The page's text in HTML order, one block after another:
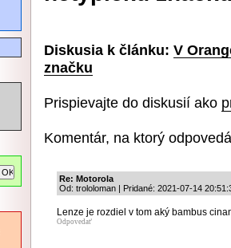
Diskusia k článku: V
značku
Prispievajte do diskusií ako
Komentár, na ktorý
Re: Motorola
Od: trololoman | Pridané: 2021-07-14
Lenze je rozdiel v tom aký bambus
Odpovedať